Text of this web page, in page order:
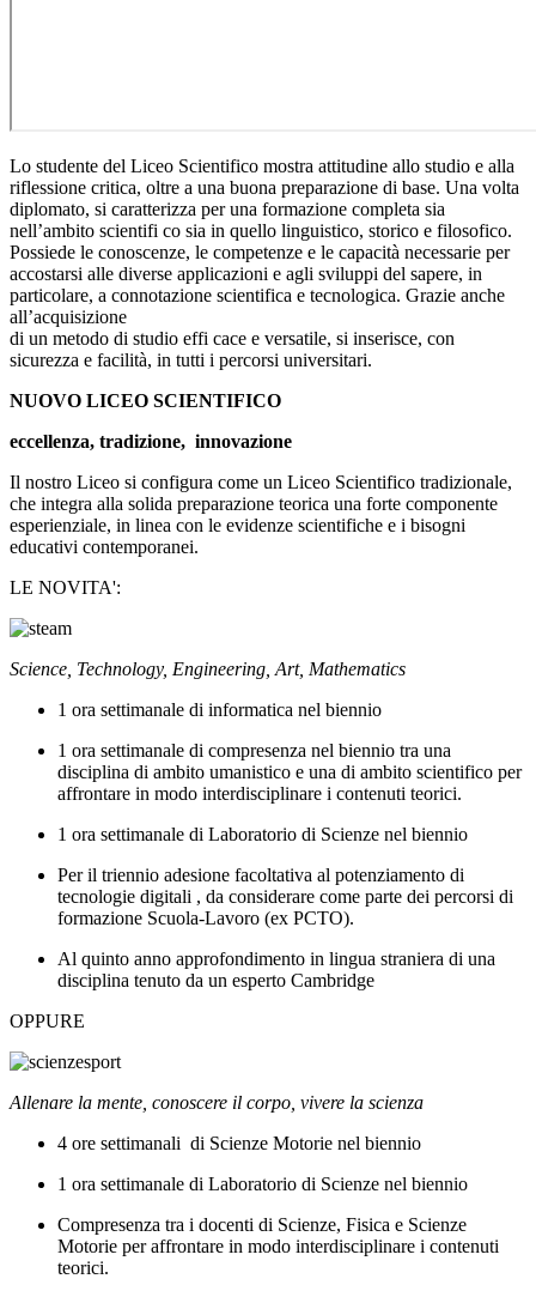
Lo studente del Liceo Scientifico mostra attitudine allo studio e alla
riflessione critica, oltre a una buona preparazione di base. Una volta
diplomato, si caratterizza per una formazione completa sia
nell’ambito scientifi co sia in quello linguistico, storico e filosofico.
Possiede le conoscenze, le competenze e le capacità necessarie per
accostarsi alle diverse applicazioni e agli sviluppi del sapere, in
particolare, a connotazione scientifica e tecnologica. Grazie anche
all’acquisizione
di un metodo di studio effi cace e versatile, si inserisce, con
sicurezza e facilità, in tutti i percorsi universitari.
NUOVO LICEO SCIENTIFICO
eccellenza, tradizione, innovazione
Il nostro Liceo si configura come un Liceo Scientifico tradizionale,
che integra alla solida preparazione teorica una forte componente
esperienziale, in linea con le evidenze scientifiche e i bisogni
educativi contemporanei.
LE NOVITA':
Science, Technology, Engineering, Art, Mathematics
1 ora settimanale di informatica nel biennio
1 ora settimanale di compresenza nel biennio tra una
disciplina di ambito umanistico e una di ambito scientifico per
affrontare in modo interdisciplinare i contenuti teorici.
1 ora settimanale di Laboratorio di Scienze nel biennio
Per il triennio adesione facoltativa al potenziamento di
tecnologie digitali , da considerare come parte dei percorsi di
formazione Scuola-Lavoro (ex PCTO).
Al quinto anno approfondimento in lingua straniera di una
disciplina tenuto da un esperto Cambridge
OPPURE
Allenare la mente, conoscere il corpo, vivere la scienza
4 ore settimanali di Scienze Motorie nel biennio
1 ora settimanale di Laboratorio di Scienze nel biennio
Compresenza tra i docenti di Scienze, Fisica e Scienze
Motorie per affrontare in modo interdisciplinare i contenuti
teorici.